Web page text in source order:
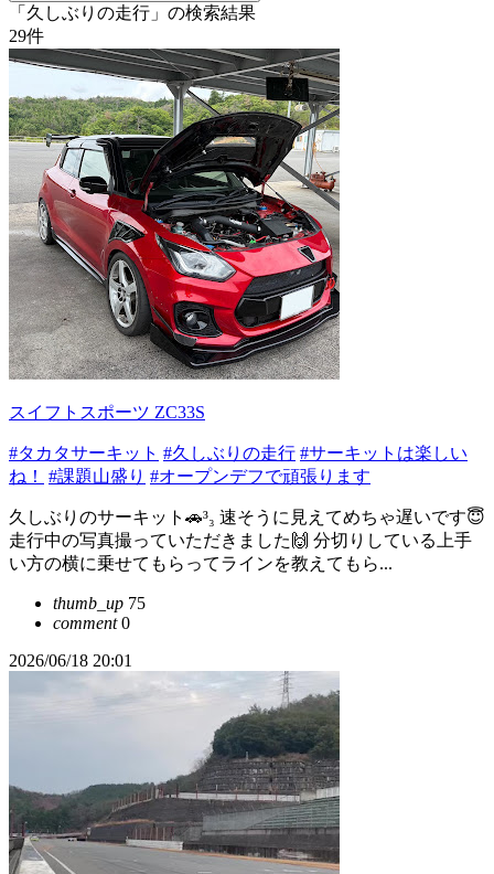
「久しぶりの走行」の検索結果
29件
スイフトスポーツ ZC33S
#タカタサーキット #久しぶりの走行 #サーキットは楽しい
ね！
#課題山盛り #オープンデフで頑張ります
久しぶりのサーキット🚗³₃ 速そうに見えてめちゃ遅いです😇
走行中の写真撮っていただきました🙌 分切りしている上手
い方の横に乗せてもらってラインを教えてもら...
thumb_up 75
comment0
2026/06/18 20:01